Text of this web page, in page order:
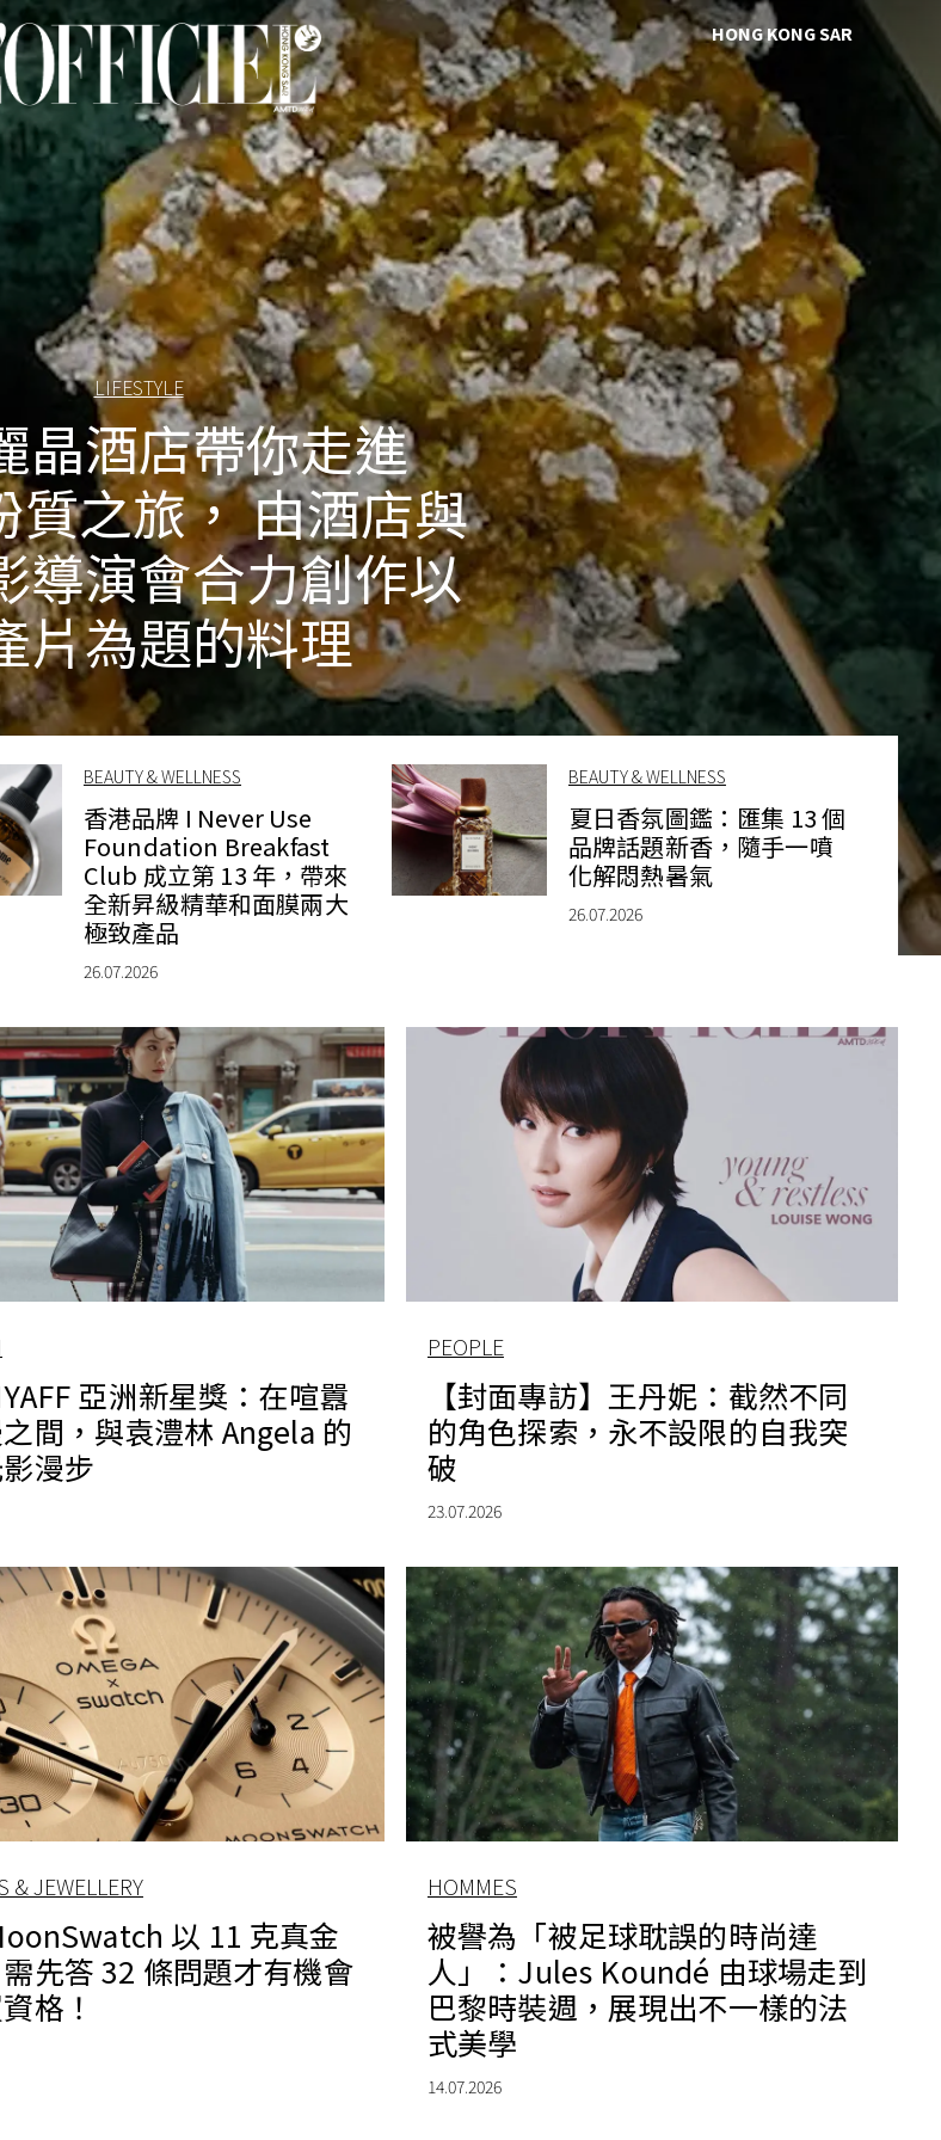
HONG KONG SAR
LIFESTYLE
晶酒店帶你走進
質之旅， 由酒店與
導演會合力創作以
片為題的料理
BEAUTY & WELLNESS
香港品牌 I Never Use
Foundation Breakfast
Club 成立第 13 年，帶來
全新昇級精華和面膜兩大
極致產品
26.07.2026
BEAUTY & WELLNESS
夏日香氛圖鑑：匯集 13 個
品牌話題新香，隨手一噴
化解悶熱暑氣
26.07.2026
亞洲新星獎：在喧囂
間，與袁澧林 Angela 的
漫步
PEOPLE
【封面專訪】王丹妮：截然不同
的角色探索，永不設限的自我突
破
23.07.2026
& JEWELLERY
以 11 克真金
先答 32 條問題才有機會
格！
HOMMES
被譽為「被足球耽誤的時尚達
人」：Jules Koundé 由球場走到
巴黎時裝週，展現出不一樣的法
式美學
14.07.2026